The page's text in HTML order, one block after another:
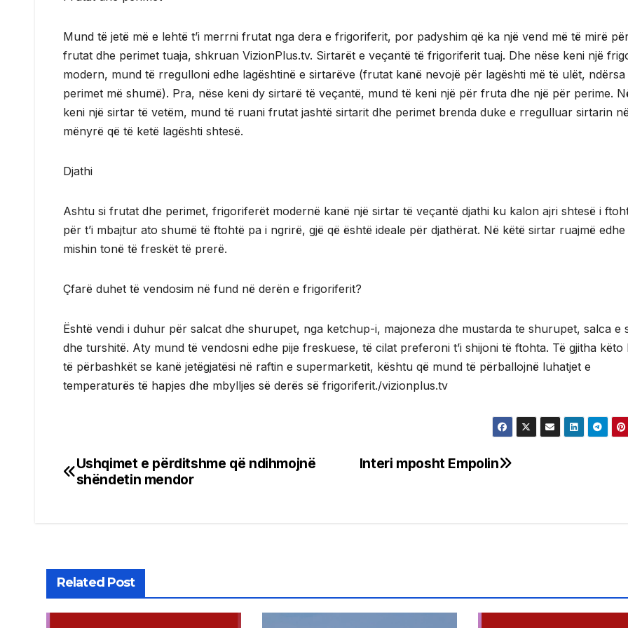
Mund të jetë më e lehtë t’i merrni frutat nga dera e frigoriferit, por padyshim që ka një vend më të mirë
frutat dhe perimet tuaja, shkruan VizionPlus.tv. Sirtarët e veçantë të frigoriferit tuaj. Dhe nëse keni një
modern, mund të rregulloni edhe lagështinë e sirtarëve (frutat kanë nevojë për lagështi më të ulët, ndërsa
perimet më shumë). Pra, nëse keni dy sirtarë të veçantë, mund të keni një për fruta dhe një për perime.
keni një sirtar të vetëm, mund të ruani frutat jashtë sirtarit dhe perimet brenda duke e rregulluar sirtarin në
mënyrë që të ketë lagështi shtesë.
Djathi
Ashtu si frutat dhe perimet, frigoriferët modernë kanë një sirtar të veçantë djathi ku kalon ajri shtesë i
për t’i mbajtur ato shumë të ftohtë pa i ngrirë, gjë që është ideale për djathërat. Në këtë sirtar ruajmë edhe
mishin tonë të freskët të prerë.
Çfarë duhet të vendosim në fund në derën e frigoriferit?
Është vendi i duhur për salcat dhe shurupet, nga ketchup-i, majoneza dhe mustarda te shurupet, salca e
dhe turshitë. Aty mund të vendosni edhe pije freskuese, të cilat preferoni t’i shijoni të ftohta. Të gjitha këto
të përbashkët se kanë jetëgjatësi në raftin e supermarketit, kështu që mund të përballojnë luhatjet e
temperaturës të hapjes dhe mbylljes së derës së frigoriferit./vizionplus.tv
Post
Interi mposht Empolin
Ushqimet e përditshme që ndihmojnë
shëndetin mendor
Related Post